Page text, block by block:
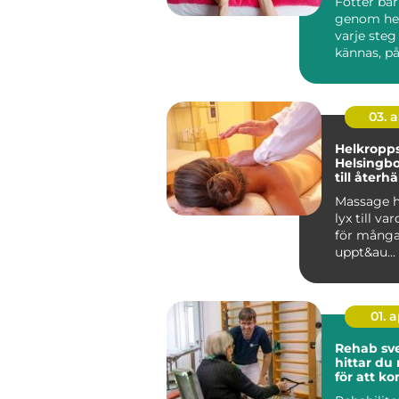
genom
varje
kännas,
03.
till
Massage
lyx till
för
uppt&au...
01.
Rehab
hittar du
för att